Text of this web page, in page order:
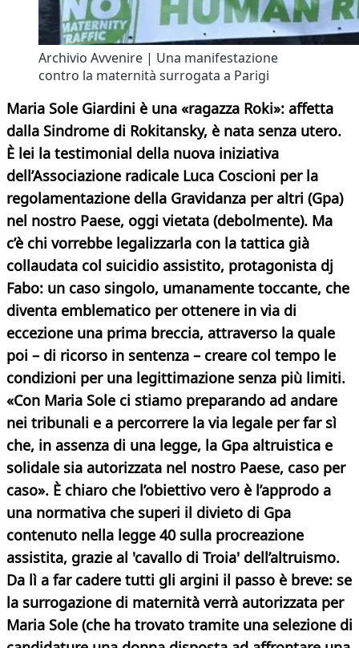
Archivio Avvenire | Una manifestazione
contro la maternità surrogata a Parigi
Maria Sole Giardini è una «ragazza Roki»: affetta
dalla Sindrome di Rokitansky, è nata senza utero.
È lei la testimonial della nuova iniziativa
dell’Associazione radicale Luca Coscioni per la
regolamentazione della Gravidanza per altri (Gpa)
nel nostro Paese, oggi vietata (debolmente). Ma
c’è chi vorrebbe legalizzarla con la tattica già
collaudata col suicidio assistito, protagonista dj
Fabo: un caso singolo, umanamente toccante, che
diventa emblematico per ottenere in via di
eccezione una prima breccia, attraverso la quale
poi – di ricorso in sentenza – creare col tempo le
condizioni per una legittimazione senza più limiti.
«Con Maria Sole ci stiamo preparando ad andare
nei tribunali e a percorrere la via legale per far sì
che, in assenza di una legge, la Gpa altruistica e
solidale sia autorizzata nel nostro Paese, caso per
caso». È chiaro che l’obiettivo vero è l’approdo a
una normativa che superi il divieto di Gpa
contenuto nella legge 40 sulla procreazione
assistita, grazie al 'cavallo di Troia' dell’altruismo.
Da lì a far cadere tutti gli argini il passo è breve: se
la surrogazione di maternità verrà autorizzata per
Maria Sole (che ha trovato tramite una selezione di